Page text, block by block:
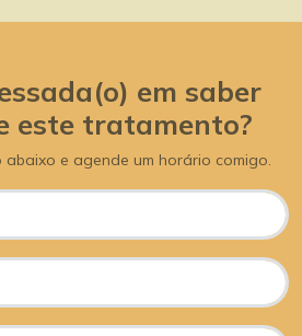
em saber
este tratamento?
abaixo e agende um horário comigo.